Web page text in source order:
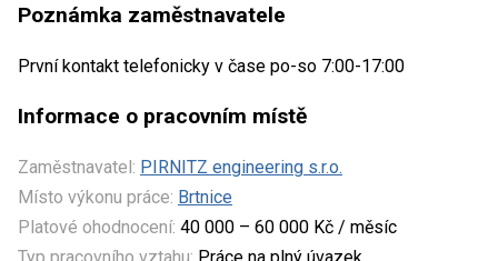
Poznámka zaměstnavatele
První kontakt telefonicky v čase po-so 7:00-17:00
Informace o pracovním místě
Zaměstnavatel: PIRNITZ engineering s.r.o.
Místo výkonu práce: Brtnice
Platové ohodnocení: 40 000 – 60 000 Kč / měsíc